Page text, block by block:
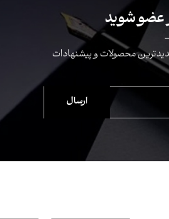
عضو شوید
محصولات و پیشنهادات